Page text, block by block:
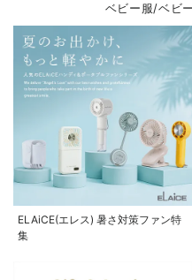
ベビー服/ベビ
ELAiCE(エレス) 暑さ対策ファン特
集